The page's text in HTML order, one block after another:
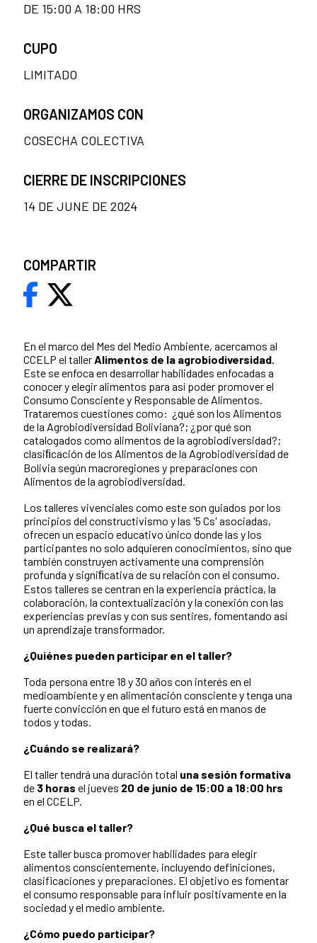
En el marco del Mes del Medio Ambiente, acercamos al
CCELP el tallerAlimentos de la agrobiodiversidad.
Este se enfoca en desarrollar habilidades enfocadas a
conocer y elegir alimentos para así poder promover el
Consumo Consciente y Responsable de Alimentos.
Trataremos cuestiones como: ¿qué son los Alimentos
de la Agrobiodiversidad Boliviana?; ¿por qué son
catalogados como alimentos de la agrobiodiversidad?;
clasiﬁcación de los Alimentos de la Agrobiodiversidad de
Bolivia según macroregiones y preparaciones con
Alimentos de la agrobiodiversidad.
Los talleres vivenciales como este son guiados por los
principios del constructivismo y las '5 Cs' asociadas,
ofrecen un espacio educativo único donde las y los
participantes no solo adquieren conocimientos, sino que
también construyen activamente una comprensión
profunda y signiﬁcativa de su relación con el consumo.
Estos talleres se centran en la experiencia práctica, la
colaboración, la contextualización y la conexión con las
experiencias previas y con sus sentires, fomentando así
un aprendizaje transformador.
¿Quiénes pueden participar en el taller?
Toda persona entre 18 y 30 años con interés en el
medioambiente y en alimentación consciente y tenga una
fuerte convicción en que el futuro está en manos de
todos y todas.
¿Cuándo se realizará?
El taller tendrá una duración total una sesión formativa
de 3 horas el jueves 20 de junio de 15:00 a 18:00 hrs
en el CCELP.
¿Qué busca el taller?
Este taller busca promover habilidades para elegir
alimentos conscientemente, incluyendo definiciones,
clasificaciones y preparaciones. El objetivo es fomentar
el consumo responsable para influir positivamente en la
sociedad y el medio ambiente.
¿Cómo puedo participar?
DE 15:00 A 18:00 HRS
CUPO
LIMITADO
ORGANIZAMOS CON
COSECHA COLECTIVA
CIERRE DE INSCRIPCIONES
14 DE JUNE DE 2024
COMPARTIR